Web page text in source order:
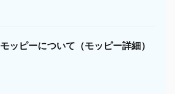
モッピーについて（モッピー詳細）